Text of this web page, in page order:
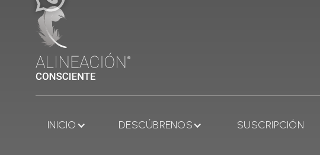
INICIO DESCÚBRENOS SUSCRIPCIÓN